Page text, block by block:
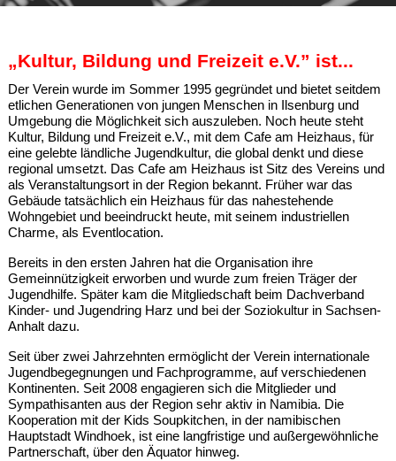
„Kultur, Bildung und Freizeit e.V.” ist...
Der Verein wurde im Sommer 1995 gegründet und bietet seitdem
etlichen Generationen von jungen Menschen in Ilsenburg und
Umgebung die Möglichkeit sich auszuleben. Noch heute steht
Kultur, Bildung und Freizeit e.V., mit dem Cafe am Heizhaus, für
eine gelebte ländliche Jugendkultur, die global denkt und diese
regional umsetzt. Das Cafe am Heizhaus ist Sitz des Vereins und
als Veranstaltungsort in der Region bekannt. Früher war das
Gebäude tatsächlich ein Heizhaus für das nahestehende
Wohngebiet und beeindruckt heute, mit seinem industriellen
Charme, als Eventlocation.
Bereits in den ersten Jahren hat die Organisation ihre
Gemeinnützigkeit erworben und wurde zum freien Träger der
Jugendhilfe. Später kam die Mitgliedschaft beim Dachverband
Kinder- und Jugendring Harz und bei der Soziokultur in Sachsen-
Anhalt dazu.
Seit über zwei Jahrzehnten ermöglicht der Verein internationale
Jugendbegegnungen und Fachprogramme, auf verschiedenen
Kontinenten. Seit 2008 engagieren sich die Mitglieder und
Sympathisanten aus der Region sehr aktiv in Namibia. Die
Kooperation mit der Kids Soupkitchen, in der namibischen
Hauptstadt Windhoek, ist eine langfristige und außergewöhnliche
Partnerschaft, über den Äquator hinweg.